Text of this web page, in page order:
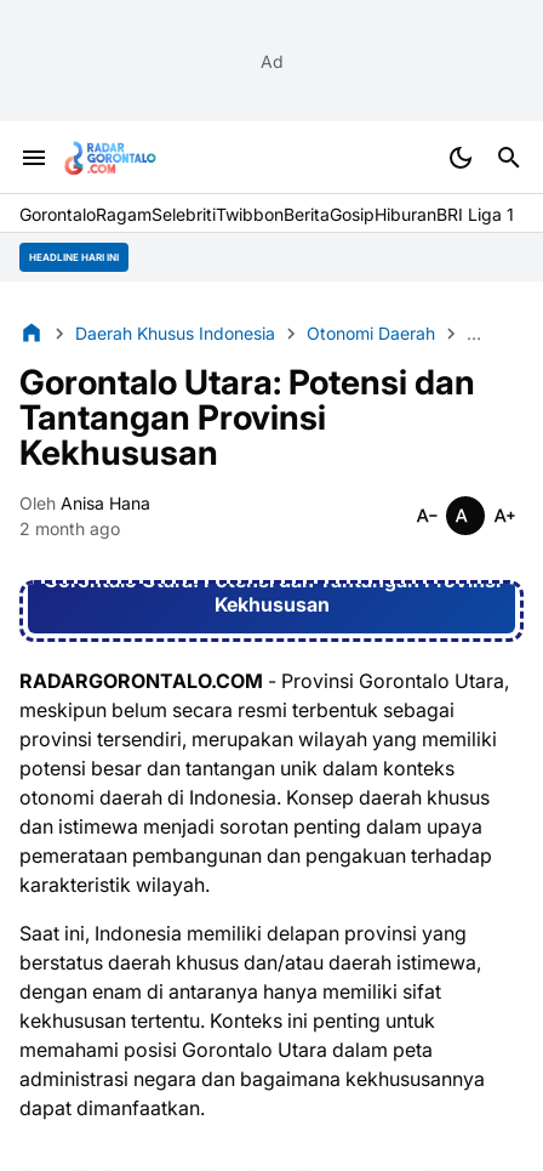
Ad
GorontaloRagamSelebritiTwibbonBeritaGosipHiburanBRI Liga 1
HEADLINE HARI INI
Daerah Khusus Indonesia Otonomi Daerah
Gorontalo Utara: Potensi dan
Tantangan Provinsi
Kekhususan
Oleh Anisa Hana
2 month ago
Gorontalo Utara: Potensi dan Tantangan Provinsi
Kekhususan
RADARGORONTALO.COM - Provinsi Gorontalo Utara,
meskipun belum secara resmi terbentuk sebagai
provinsi tersendiri, merupakan wilayah yang memiliki
potensi besar dan tantangan unik dalam konteks
otonomi daerah di Indonesia. Konsep daerah khusus
dan istimewa menjadi sorotan penting dalam upaya
pemerataan pembangunan dan pengakuan terhadap
karakteristik wilayah.
Saat ini, Indonesia memiliki delapan provinsi yang
berstatus daerah khusus dan/atau daerah istimewa,
dengan enam di antaranya hanya memiliki sifat
kekhususan tertentu. Konteks ini penting untuk
memahami posisi Gorontalo Utara dalam peta
administrasi negara dan bagaimana kekhususannya
dapat dimanfaatkan.